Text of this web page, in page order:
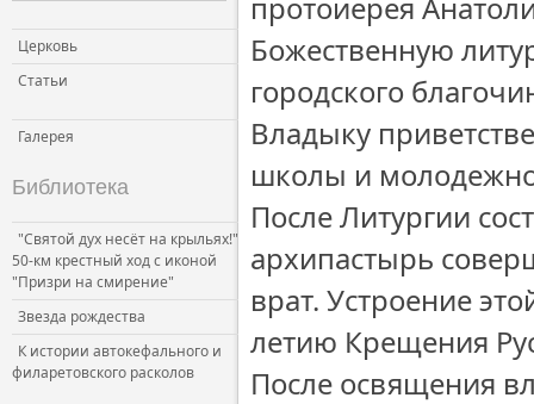
Церковь
Статьи
Галерея
Библиотека
"Святой дух несёт на крыльях!"
50-км крестный ход с иконой
"Призри на смирение"
Звезда рождества
К истории автокефального и
филаретовского расколов
Божественную
городского
Владыку
школы и
После Литургии
архипастырь
врат. Устроение
летию Крещения
После освящения